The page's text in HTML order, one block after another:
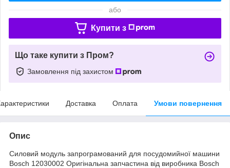
або
Купити з
Що таке купити з Пром?
Замовлення під захистом
Доставка Оплата Умови повернення
Опис
Силовий модуль запрограмований для посудомийної машини
Bosch 12030002 Оригінальна запчастина від виробника Bosch